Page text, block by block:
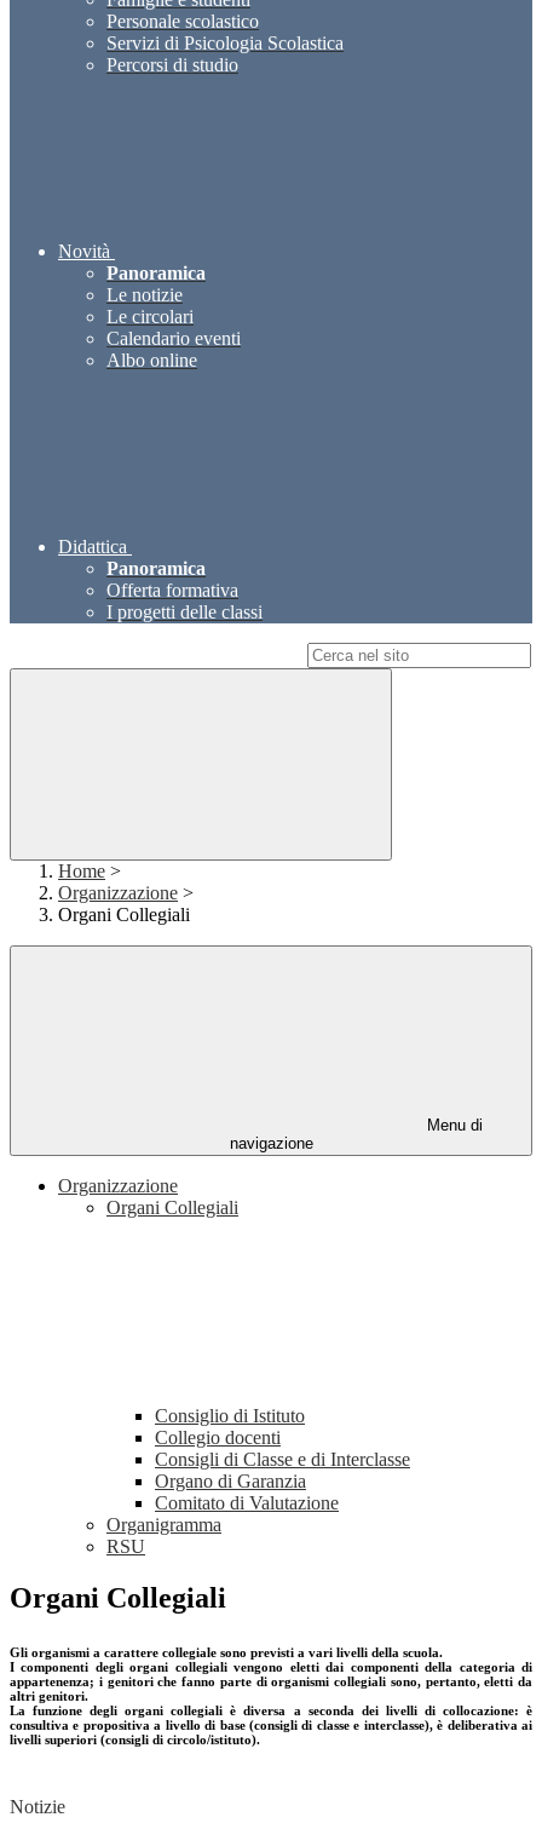
Personale scolastico
Servizi di Psicologia Scolastica
Percorsi di studio
Novità
Panoramica
Le notizie
Le circolari
Calendario eventi
Albo online
Didattica
Panoramica
Offerta formativa
I progetti delle classi
Home >
Organizzazione >
Organi Collegiali
Menu di
navigazione
Organizzazione
Organi Collegiali
Consiglio di Istituto
Collegio docenti
Consigli di Classe e di Interclasse
Organo di Garanzia
Comitato di Valutazione
Organigramma
RSU
Organi Collegiali
Gli organismi a carattere collegiale sono previsti a vari livelli della scuola.
I componenti degli organi collegiali vengono eletti dai componenti della categoria di
appartenenza; i genitori che fanno parte di organismi collegiali sono, pertanto, eletti da
altri genitori.
La funzione degli organi collegiali è diversa a seconda dei livelli di collocazione: è
consultiva e propositiva a livello di base (consigli di classe e interclasse), è deliberativa ai
livelli superiori (consigli di circolo/istituto).
Notizie